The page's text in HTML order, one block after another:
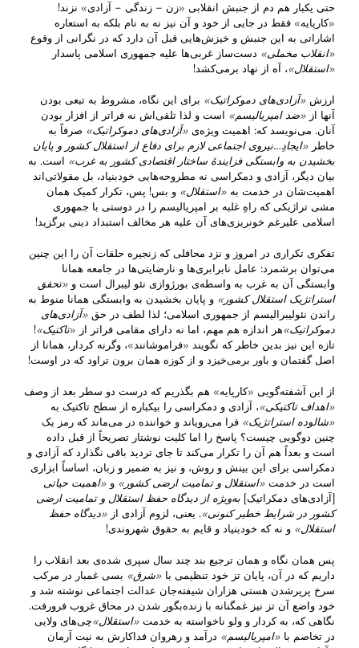
حتی یکبار هم دم از جنبش انقلابی «زن – زندگی – آزادی» نزند!
«کارپایه» فقط در جایی از خود و آن نیز نه به نام بلکه به استعاره
اشاراتی به این جنبش و خیزش‌هایی قبل آن دارد که در نگرانی از وقوع
«انقلاب مخملی» دست‌ساز غربی‌ها علیه جمهوری اسلامی پاسدار
«استقلال»، آه از نهاد برمی‌کشد!
‌ارزش «آزادی‌های دموکراتیک» برای این نگاه، مشروط به تبعی بودن
آنها از «ضد امپریالیسم» است و لذا تلقی‌اش نه فراتر از افزار بودن
آنان‌. می‌نویسد که: اهمیت ویژه‌ی «آزادی‌های دموکراتیک» صرفاً به
خاطر «ایجادِ…نیروی اجتماعی لازم برای دفاع از استقلال کشور و پایان
بخشیدن به وابستگی فزایندهٔ ساختار اقتصادی کشور به غرب» است. به
بیان دیگر، آزادی و دمکراسی نه مطروحه‌هایی خودبنیاد، بل مقولاتی‌اند‌
اهمیت‌شان در خدمت به «استقلال» و بس! پس، تکرار کمیک همان
مشی تراژیکی که راهِ غلبه بر امپریالیسم را در دوستی با جمهوری
اسلامی علیرغم خونریزی‌های آن علیه هر مخالف استبداد دینی برگزید!
تفکری تکراری در امروز و نزد محافلی که زنجیره‌ حلقات آن را‌ این چنین
می‌توان برشمرد: عامل نابرابری‌ها و نارضایتی‌ها در جامعه همانا
وابستگی آن به غرب به واسطه‌ی بورژوازی نئو لیبرال است و «تحقق
استراتژیک استقلال کشور » و پایان بخشیدن به وابستگی همانا منوط به
راندن نئولیبرالیسم از جمهوری اسلامی؛ لذا لطف در حق «آزادی‌های
دموکراتیک»هر اندازه هم مهم، اما نه دارای مقامی فراتر از «تاکتیک»
!
تازه این نیز بدین خاطر که نگویند «فراموشانند»، وگرنه کردار، همانا از
اصل گفتمان و باور برمی‌خیزد و از کوزه همان برون تراود که‌‌ در اوست!
از این آشفته‌گویی «کارپایه» هم بگذریم که درست دو سطر بعد از وصف
«اهداف تاکتیکی»، آزادی و دمکراسی را بیکباره از سطح تاکتیک به
«شالوده استراتژیک» فرا می‌رویاند و خواننده در می‌ماند که رمز یک
چنین دوگویی چیست‌؟ پاسخ را اما کلیت نوشتار تصریحاً از قبل داده
است و بعداً هم آن را تکرار می‌کند تا جای تردید باقی نگذارد که آزادی و
دمکراسی برای این بینش و روش، و نیز به ضمیر و زبان، اساساً ابزاری
است در خدمت «استقلال و تمامیت ارضی کشور » و «اهمیت حیاتی
[آزادی‌های دمکراتیک] به‌ویژه از دیدگاه حفظ استقلال و تمامیت ارضی
کشور در شرایط خطیر کنونی». یعنی، لزوم آزادی از «دیدگاه حفظ
استقلال» و نه که خودبنیاد و قایم به حقوق شهروندی!
پس همان نگاه و همان ترجیع بند چند سال سپری شده‌ی بعد انقلاب را
داریم که در آن، پایان تز ‌خود تنظیمی با «شرق» بسی غمبار در مرکب
سرخ پرپرشدن هستی هزاران شیفته‌جان عدالت اجتماعی نوشته شد و
خود واضع آن تز نیز غمگنانه با زنده‌بگور شدن در محاق غروب فرورفت.
نگاهی که، به کردار و ولو ناخواسته به خدمت «استقلال»چی‌های ولایی
در تخاصم با «امپریالیسم» درآمد و رهروان فداکارش به نیت آرمان